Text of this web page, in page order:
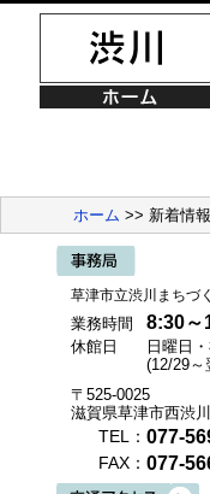
ホーム >> 新着情報
草津市立渋川まちづ
業務時間 8:30～
休館日
日曜日
(12/29～
〒525-0025
滋賀県草津市西渋
TEL： 077-
FAX： 077-